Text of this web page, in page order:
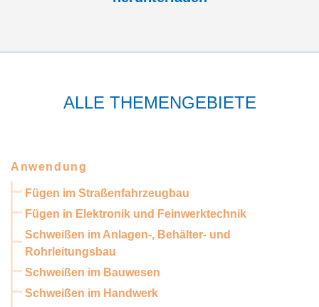
ALLE THEMENGEBIETE
Anwendung
Fügen im Straßenfahrzeugbau
Fügen in Elektronik und Feinwerktechnik
Schweißen im Anlagen-, Behälter- und
Rohrleitungsbau
Schweißen im Bauwesen
Schweißen im Handwerk